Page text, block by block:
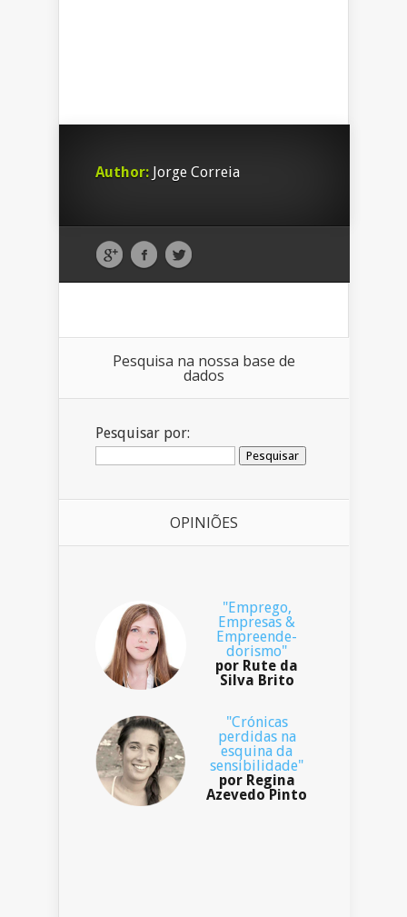
Author: Jorge Correia
Pesquisa na nossa base de
dados
Pesquisar por:
OPINIÕES
"Emprego,
Empresas &
Empreende-
dorismo"
por Rute da
Silva Brito
"Crónicas
perdidas na
esquina da
sensibilidade"
por Regina
Azevedo Pinto